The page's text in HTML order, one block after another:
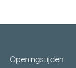
Openingstijden